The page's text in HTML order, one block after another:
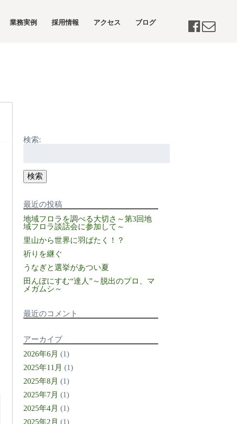
業務実例 採用情報 アクセス ブログ
検索:
検索
最近の投稿
地域フロラを調べる大切さ～第3回地
域フロラ談話会に参加して～
里山から世界に羽ばたく！？
祈りを継ぐ
うなぎと選挙があつい夏
田んぼにすむ“達人”～脱出のプロ、マ
メガムシ～
最近のコメント
アーカイブ
2026年6月 (1)
2025年11月 (1)
2025年8月 (1)
2025年7月 (1)
2025年4月 (1)
2025年2月 (1)